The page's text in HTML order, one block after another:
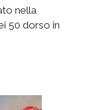
nella
50 dorso in